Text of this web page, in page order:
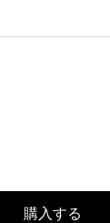
購入する